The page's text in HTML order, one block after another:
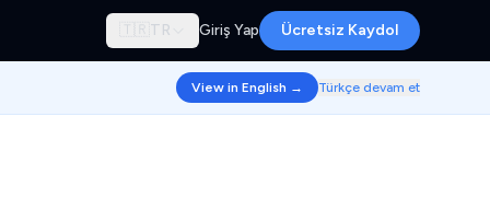
🇹🇷 TR Giriş Yap Ücretsiz Kaydol
View in English → Türkçe devam et